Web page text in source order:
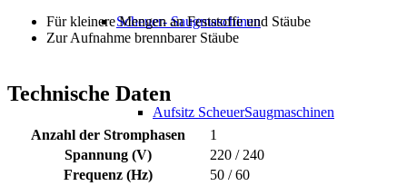
Scheuer- Saugmaschinen
Aufsitz ScheuerSaugmaschinen
Für kleinere Mengen an Feststoffe und Stäube
Zur Aufnahme brennbarer Stäube
Technische Daten
Anzahl der Stromphasen
1
Spannung (V)
220 / 240
Frequenz (Hz)
50 / 60